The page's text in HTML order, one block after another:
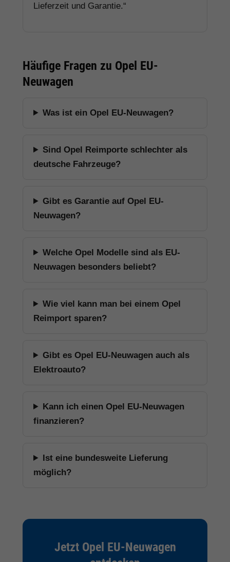
Lieferzeit und Garantie.“
Häufige Fragen zu Opel EU-
Neuwagen
Was ist ein Opel EU-Neuwagen?
Sind Opel Reimporte schlechter als
deutsche Fahrzeuge?
Gibt es Garantie auf Opel EU-
Neuwagen?
Welche Opel Modelle sind als EU-
Neuwagen besonders beliebt?
Wie viel kann man bei einem Opel
Reimport sparen?
Gibt es Opel EU-Neuwagen auch als
Elektroauto?
Kann ich einen Opel EU-Neuwagen
finanzieren?
Ist eine bundesweite Lieferung
möglich?
Jetzt Opel EU-Neuwagen